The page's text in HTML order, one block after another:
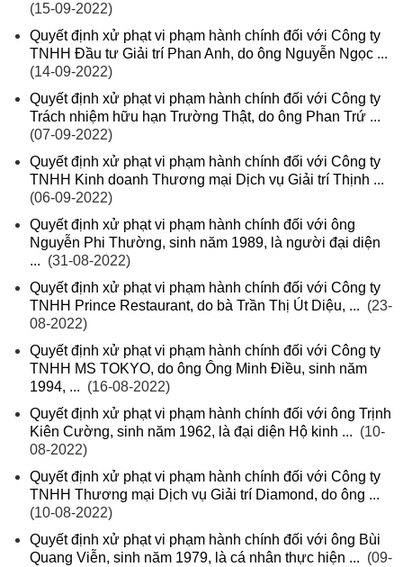
(15-09-2022)
Quyết định xử phạt vi phạm hành chính đối với Công ty
TNHH Đầu tư Giải trí Phan Anh, do ông Nguyễn Ngọc ...
(14-09-2022)
Quyết định xử phạt vi phạm hành chính đối với Công ty
Trách nhiệm hữu hạn Trường Thật, do ông Phan Trứ ...
(07-09-2022)
Quyết định xử phạt vi phạm hành chính đối với Công ty
TNHH Kinh doanh Thương mại Dịch vụ Giải trí Thịnh ...
(06-09-2022)
Quyết định xử phạt vi phạm hành chính đối với ông
Nguyễn Phi Thường, sinh năm 1989, là người đại diện
... (31-08-2022)
Quyết định xử phạt vi phạm hành chính đối với Công ty
TNHH Prince Restaurant, do bà Trần Thị Út Diệu, ... (23-
08-2022)
Quyết định xử phạt vi phạm hành chính đối với Công ty
TNHH MS TOKYO, do ông Ông Minh Điều, sinh năm
1994, ... (16-08-2022)
Quyết định xử phạt vi phạm hành chính đối với ông Trịnh
Kiên Cường, sinh năm 1962, là đại diện Hộ kinh ... (10-
08-2022)
Quyết định xử phạt vi phạm hành chính đối với Công ty
TNHH Thương mại Dịch vụ Giải trí Diamond, do ông ...
(10-08-2022)
Quyết định xử phạt vi phạm hành chính đối với ông Bùi
Quang Viễn, sinh năm 1979, là cá nhân thực hiện ... (09-